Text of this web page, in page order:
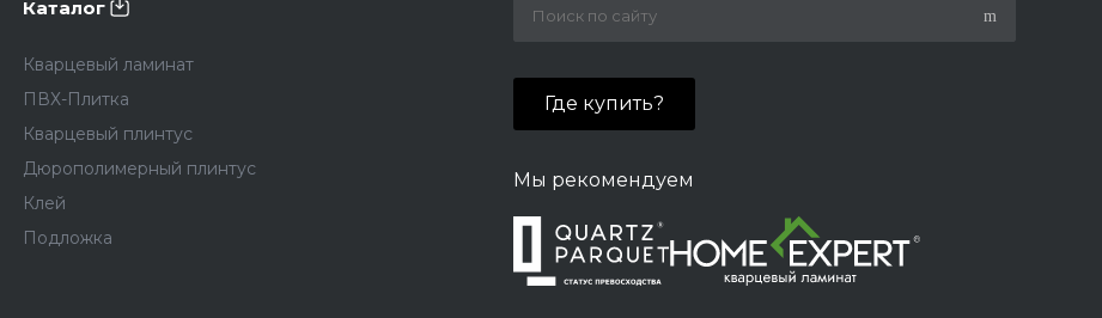
Каталог
Кварцевый ламинат
ПВХ-Плитка
Кварцевый плинтус
Дюрополимерный плинтус
Клей
Подложка
Где купить?
Мы рекомендуем